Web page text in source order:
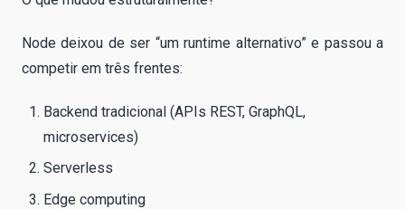
Node deixou de ser “um runtime alternativo” e passou a
competir em três frentes:
Backend tradicional (APIs REST, GraphQL,
microservices)
Serverless
Edge computing